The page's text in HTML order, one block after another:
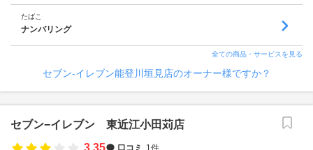
たばこ
ナンバリング
全ての商品・サービスを見る
セブン‐イレブン能登川垣見店のオーナー様ですか？
セブン−イレブン 東近江小田苅店
3.35
口コミ 1件